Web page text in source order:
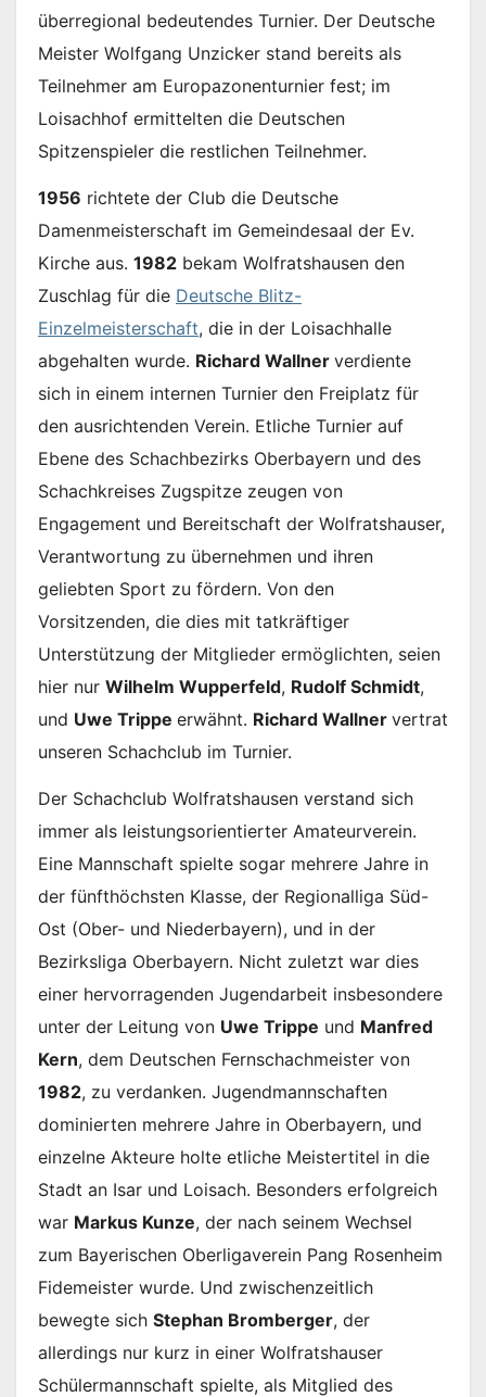
überregional bedeutendes Turnier. Der Deutsche
Meister Wolfgang Unzicker stand bereits als
Teilnehmer am Europazonenturnier fest; im
Loisachhof ermittelten die Deutschen
Spitzenspieler die restlichen Teilnehmer.
1956 richtete der Club die Deutsche
Damenmeisterschaft im Gemeindesaal der Ev.
Kirche aus. 1982 bekam Wolfratshausen den
Zuschlag für die Deutsche Blitz-
Einzelmeisterschaft, die in der Loisachhalle
abgehalten wurde. Richard Wallner verdiente
sich in einem internen Turnier den Freiplatz für
den ausrichtenden Verein. Etliche Turnier auf
Ebene des Schachbezirks Oberbayern und des
Schachkreises Zugspitze zeugen von
Engagement und Bereitschaft der Wolfratshauser,
Verantwortung zu übernehmen und ihren
geliebten Sport zu fördern. Von den
Vorsitzenden, die dies mit tatkräftiger
Unterstützung der Mitglieder ermöglichten, seien
hier nur Wilhelm Wupperfeld, Rudolf Schmidt,
und Uwe Trippe erwähnt. Richard Wallner vertrat
unseren Schachclub im Turnier.
Der Schachclub Wolfratshausen verstand sich
immer als leistungsorientierter Amateurverein.
Eine Mannschaft spielte sogar mehrere Jahre in
der fünfthöchsten Klasse, der Regionalliga Süd-
Ost (Ober- und Niederbayern), und in der
Bezirksliga Oberbayern. Nicht zuletzt war dies
einer hervorragenden Jugendarbeit insbesondere
unter der Leitung von Uwe Trippe und Manfred
Kern, dem Deutschen Fernschachmeister von
1982, zu verdanken. Jugendmannschaften
dominierten mehrere Jahre in Oberbayern, und
einzelne Akteure holte etliche Meistertitel in die
Stadt an Isar und Loisach. Besonders erfolgreich
war Markus Kunze, der nach seinem Wechsel
zum Bayerischen Oberligaverein Pang Rosenheim
Fidemeister wurde. Und zwischenzeitlich
bewegte sich Stephan Bromberger, der
allerdings nur kurz in einer Wolfratshauser
Schülermannschaft spielte, als Mitglied des